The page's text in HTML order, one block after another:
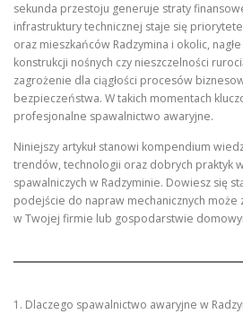
sekunda przestoju generuje straty
infrastruktury technicznej staje się
oraz mieszkańców Radzymina i okolic,
konstrukcji nośnych czy nieszczelności
zagrożenie dla ciągłości procesów
bezpieczeństwa. W takich momentach
profesjonalne spawalnictwo awaryjne.
Niniejszy artykuł stanowi kompendium
trendów, technologii oraz dobrych praktyk
spawalniczych w Radzyminie. Dowiesz się
podejście do napraw mechanicznych może
w Twojej firmie lub gospodarstwie
1. Dlaczego spawalnictwo awaryjne w